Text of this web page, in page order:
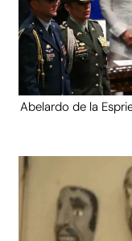
Abelardo de la